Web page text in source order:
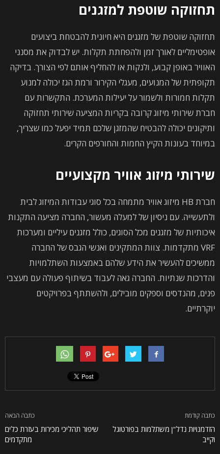
תחזוקה שוטפת למזגנים
תחזוקה שוטפת של מזגנים היא חיונית להבטחת ביצועים
אופטימליים לאורך זמן ולהפחתת תקלות. יש לבדוק את מסנני
האוויר באופן קבוע, ולנקות או להחליף אותם לפי הצורך. בדיקה
תקופתית של המנועים, מעגלי הקירור ורמת הגז יכולה למנוע
תקלות חמורות ולשמור על יעילות המערכת. התקשרות עם
חברת שירותי מיזוג קרובה בקריות המציעה שירותי תחזוקה
ותיקונים יכולה להבטיח שהמזגן שלכם תמיד יפעל כמו שצריך,
במיוחד בעונות הקיץ החמות והחורפים הקרים.
שירותי מיזוג אוויר מקצועיים
חברת HB מיזוג אוויר מתמחה בכל סוגי עבודות המיזוג לבית
ולתעשייה. עם ניסיון של למעלה מעשור, החברה מציעה התקנות
איכותיות של מזגנים מכל הסוגים, כולל מזגנים עיליים ומערכות
VRF מתקדמות. צוות המתקינים ואנשי הגבס של החברה
ממשיכים להעשיר את הידע שלהם באמצעות השתלמויות
והדרכות שנתיות. החברה גאה לעבוד בשיתוף פעולה עם מעצבי
פנים, מהנדסים וספקים מובילים, ולהשתתף בפרויקטים
יוקרתיים.
כתבה קודמת
הזדמנויות נדל"ן משתלמות בפורטוגל
וקייב
כתבה הבאה
שיפור תהליכי מכירות בעזרת כלים
מתקדמים